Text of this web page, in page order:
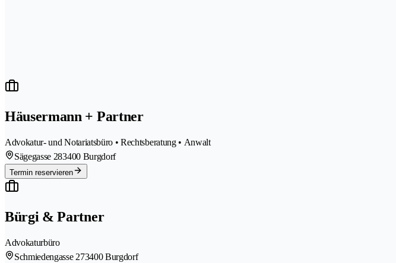
Häusermann + Partner
Advokatur- und Notariatsbüro • Rechtsberatung • Anwalt
Sägegasse 283400 Burgdorf
Termin reservieren
Bürgi & Partner
Advokaturbüro
Schmiedengasse 273400 Burgdorf